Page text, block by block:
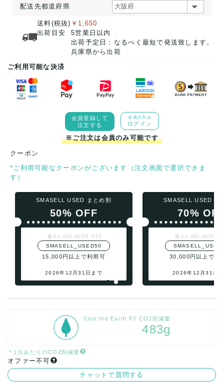
配送先都道府県
送料(税抜)
出荷目安
￥1,650
5営業日以内
出荷予定日：なるべく最短で発送致します。
兵庫県から出荷
ご利用可能な決済
会員登録して
注文する
会員の方は
ログイン
※ご注文は会員のみ可能です
クーポン
*ご利用可能なクーポンがございます（注文画面で選択できま
す）
SMASELL USED まとめ割
50% OFF
最大1,000,000円 OFF
SMASELL_USED50
15,000円以上で利用可
2026年12月31日まで
SMASELL USED ま
70%
最大1,000,000円
30,000円以上で利
2026年12月31日
Cool the Earth PJ CO2削減量
483g
＊1点あたりのCO2削減量
オファー不可
チャットで質問する